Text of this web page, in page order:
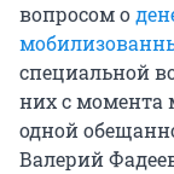
вопросом о
специальной
них с момента
одной
Валерий